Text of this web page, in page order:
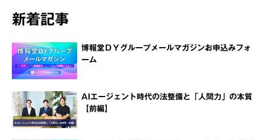
新着記事
博報堂ＤＹグループメールマガジンお申込みフォ
ーム
AIエージェント時代の法整備と「人間力」の本質
【前編】